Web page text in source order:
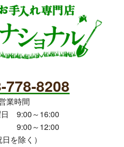
778-8208
業時間
日 9:00～16:00
9:00～12:00
日を除く）